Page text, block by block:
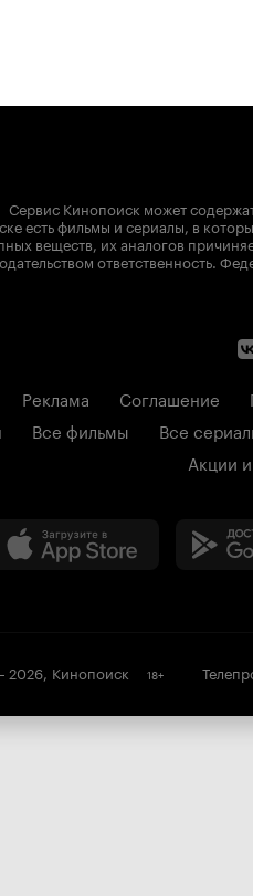
Сервис Кинопоиск может
есть фильмы и сериалы, в
веществ, их аналогов
ответственность.
Реклама Соглашение
Все фильмы Все
Акции
2026, Кинопоиск 18+